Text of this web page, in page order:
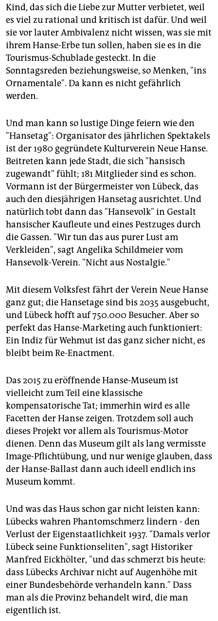
Kind, das sich die Liebe zur Mutter verbietet, weil
es viel zu rational und kritisch ist dafür. Und weil
sie vor lauter Ambivalenz nicht wissen, was sie mit
ihrem Hanse-Erbe tun sollen, haben sie es in die
Tourismus-Schublade gesteckt. In die
Sonntagsreden beziehungsweise, so Menken, "ins
Ornamentale". Da kann es nicht gefährlich
werden.
Und man kann so lustige Dinge feiern wie den
"Hansetag": Organisator des jährlichen Spektakels
ist der 1980 gegründete Kulturverein Neue Hanse.
Beitreten kann jede Stadt, die sich "hansisch
zugewandt" fühlt; 181 Mitglieder sind es schon.
Vormann ist der Bürgermeister von Lübeck, das
auch den diesjährigen Hansetag ausrichtet. Und
natürlich tobt dann das "Hansevolk" in Gestalt
hansischer Kaufleute und eines Pestzuges durch
die Gassen. "Wir tun das aus purer Lust am
Verkleiden", sagt Angelika Schildmeier vom
Hansevolk-Verein. "Nicht aus Nostalgie."
Mit diesem Volksfest fährt der Verein Neue Hanse
ganz gut; die Hansetage sind bis 2035 ausgebucht,
und Lübeck hofft auf 750.000 Besucher. Aber so
perfekt das Hanse-Marketing auch funktioniert:
Ein Indiz für Wehmut ist das ganz sicher nicht, es
bleibt beim Re-Enactment.
Das 2015 zu eröffnende Hanse-Museum ist
vielleicht zum Teil eine klassische
kompensatorische Tat; immerhin wird es alle
Facetten der Hanse zeigen. Trotzdem soll auch
dieses Projekt vor allem als Tourismus-Motor
dienen. Denn das Museum gilt als lang vermisste
Image-Pflichtübung, und nur wenige glauben, dass
der Hanse-Ballast dann auch ideell endlich ins
Museum kommt.
Und was das Haus schon gar nicht leisten kann:
Lübecks wahren Phantomschmerz lindern - den
Verlust der Eigenstaatlichkeit 1937. "Damals verlor
Lübeck seine Funktionseliten", sagt Historiker
Manfred Eickhölter, "und das schmerzt bis heute:
dass Lübecks Archivar nicht auf Augenhöhe mit
einer Bundesbehörde verhandeln kann." Dass
man als die Provinz behandelt wird, die man
eigentlich ist.